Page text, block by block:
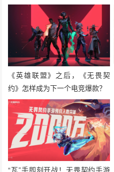
《英雄联盟》之后，《无畏契
约》怎样成为下一个电竞爆款？
“瓦”手即刻开战！无畏契约手游